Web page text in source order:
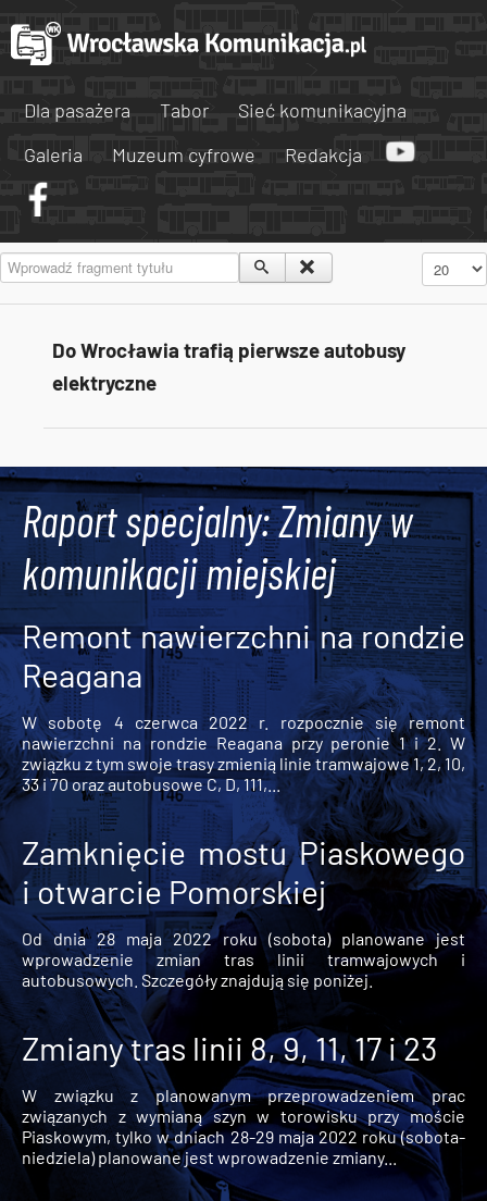
Dla pasażera Tabor
Sieć komunikacyjna
Galeria
Muzeum cyfrowe Redakcja
Wprowadź fragment tytułu Pokaż #
Do Wrocławia trafią pierwsze autobusy
elektryczne
Raport specjalny: Zmiany w
komunikacji miejskiej
Remont nawierzchni na rondzie
Reagana
W sobotę 4 czerwca 2022 r. rozpocznie się remont
nawierzchni na rondzie Reagana przy peronie 1 i 2. W
związku z tym swoje trasy zmienią linie tramwajowe 1, 2, 10,
33 i 70 oraz autobusowe C, D, 111,...
Zamknięcie mostu Piaskowego
i otwarcie Pomorskiej
Od dnia 28 maja 2022 roku (sobota) planowane jest
wprowadzenie zmian tras linii tramwajowych i
autobusowych. Szczegóły znajdują się poniżej.
Zmiany tras linii 8, 9, 11, 17 i 23
W związku z planowanym przeprowadzeniem prac
związanych z wymianą szyn w torowisku przy moście
Piaskowym, tylko w dniach 28-29 maja 2022 roku (sobota-
niedziela) planowane jest wprowadzenie zmiany...